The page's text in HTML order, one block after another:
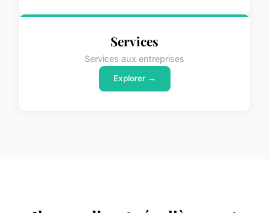
Services
Services aux entreprises
Explorer →